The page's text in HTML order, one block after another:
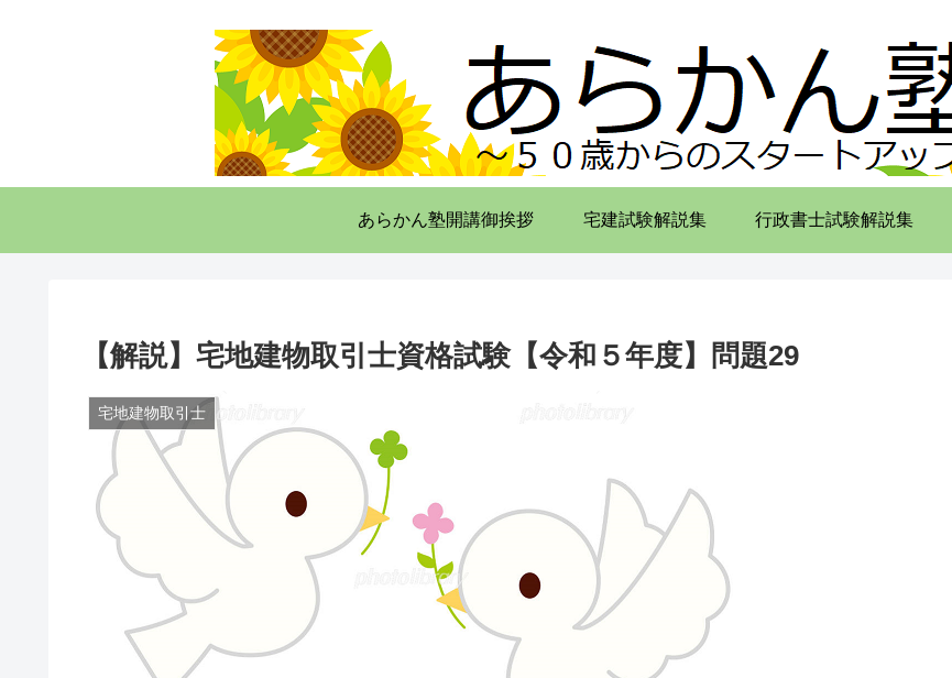
あらかん塾開講御挨拶 宅建試験解説集 行政書士試験解説集
【解説】宅地建物取引士資格試験【令和５年度】問題29
宅地建物取引士